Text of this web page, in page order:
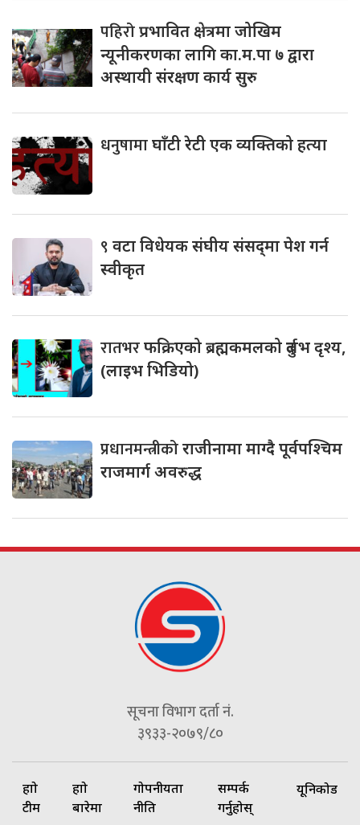
पहिरोप्रभावित क्षेत्रमा जोखिम
न्यूनीकरणका लागि का.म.पा ७ द्वारा
अस्थायी संरक्षण कार्य सुरु
धनुषामाघाँटी रेटी एक व्यक्तिको हत्या
९ वटा विधेयक संघीय संसद्‌मा पेश गर्न
स्वीकृत
रातभरफक्रिएको ब्रह्मकमलको दुर्लभ दृश्य,
(लाइभ भिडियो)
प्रधानमन्त्रीकोराजीनामा माग्दै पूर्वपश्चिम
राजमार्ग अवरुद्ध
सूचना विभाग दर्ता नं.
३९३३-२०७९/८०
हाम्रो
टीम
हाम्रो
बारेमा
गोपनीयता
नीति
सम्पर्क
गर्नुहोस्
यूनिकोड